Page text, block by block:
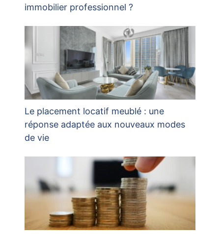
immobilier professionnel ?
Le placement locatif meublé : une
réponse adaptée aux nouveaux modes
de vie